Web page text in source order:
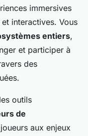
immersives
interactives. Vous
entiers,
et participer à
des
outils
de
aux enjeux